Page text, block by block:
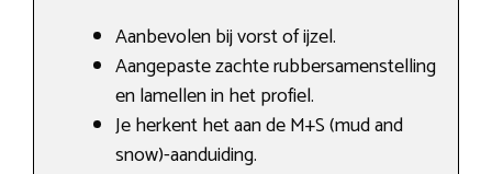
Aanbevolen bij vorst of ijzel.
Aangepaste zachte rubbersamenstelling
en lamellen in het profiel.
Je herkent het aan de M+S (mud and
snow)-aanduiding.